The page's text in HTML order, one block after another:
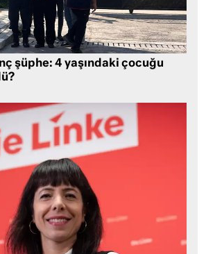
şüphe: 4 yaşındaki çocuğu